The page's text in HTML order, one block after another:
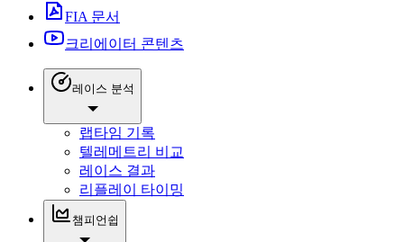
FIA 문서
크리에이터 콘텐츠
레이스 분석
랩타임 기록
텔레메트리 비교
레이스 결과
리플레이 타이밍
챔피언쉽